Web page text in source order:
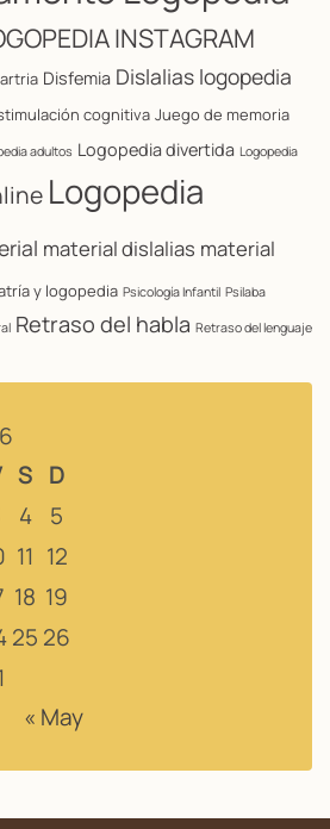
INSTAGRAM
Disfemia Dislalias logopedia
cognitiva Juego de memoria
adultos Logopedia divertida Logopedia
Logopedia
material dislalias material
y logopedia Psicología Infantil Psilaba
Retraso del habla Retraso del lenguaje
S D
4
5
11 12
18 19
25 26
« May